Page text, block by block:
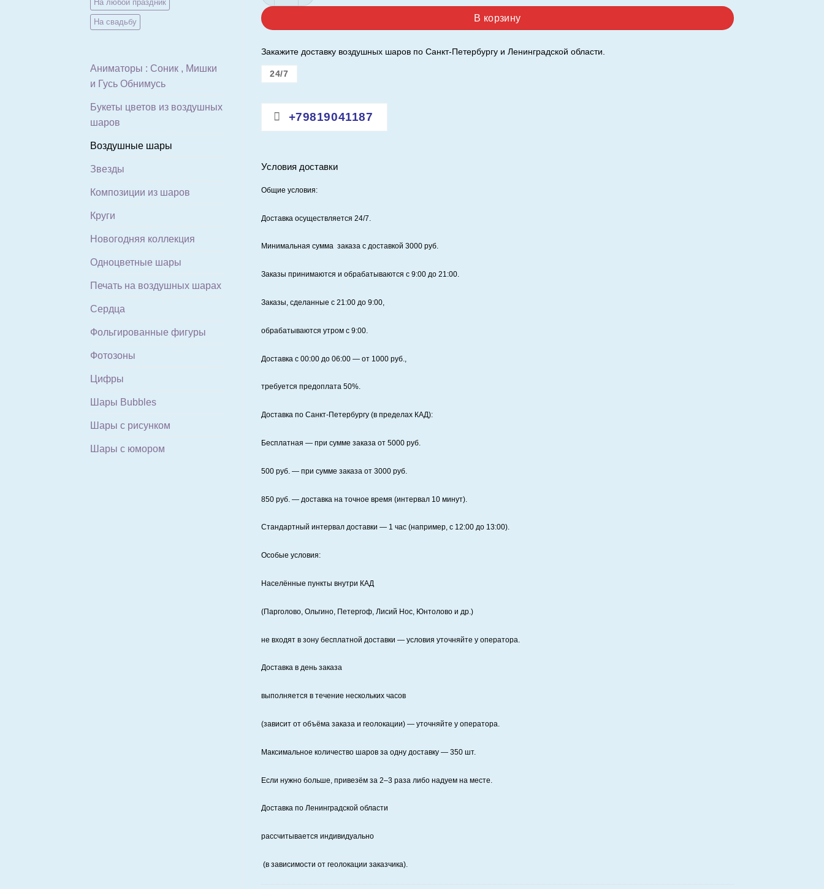
На любой праздник
На свадьбу
Аниматоры : Соник , Мишки
и Гусь Обнимусь
Букеты цветов из воздушных
шаров
Воздушные шары
Звезды
Композиции из шаров
Круги
Новогодняя коллекция
Одноцветные шары
Печать на воздушных шарах
Сердца
Фольгированные фигуры
Фотозоны
Цифры
Шары Bubbles
Шары с рисунком
Шары с юмором
В корзину
Закажите доставку воздушных шаров по Санкт-Петербургу и Ленинградской области.
24/7
+79819041187
Условия доставки
Общие условия:
Доставка осуществляется 24/7
Минимальная сумма заказа с доставкой 3000 руб.
Заказы принимаются и обрабатываются с 9:00 до 21:00.
Заказы, сделанные с 21:00 до 9:00,
обрабатываются утром с 9:00.
Доставка с 00:00 до 06:00 — от 1000руб.,
требуется предоплата 50%.
Доставка по Санкт‑Петербургу (в пределах КАД):
Бесплатная — при сумме заказа от 5000руб.
500руб. — при сумме заказа от 3000руб.
850руб. — доставка на точное время (интервал 10 минут).
Стандартный интервал доставки — 1 час (например, с 12:00 до 13:00).
Особые условия:
Населённые пункты внутри КАД
(Парголово, Ольгино, Петергоф, Лисий Нос, Юнтолово и др.)
не входят в зону бесплатной доставки — условия уточняйте у оператора.
Доставка в день заказа
выполняется в течение нескольких часов
(зависит от объёма заказа и геолокации) — уточняйте у оператора.
Максимальное количество шаров за одну доставку — 350 шт.
Если нужно больше, привезём за 2–3 раза либо надуем на месте.
Доставка по Ленинградской области
рассчитывается индивидуально
(в зависимости от геолокации заказчика).